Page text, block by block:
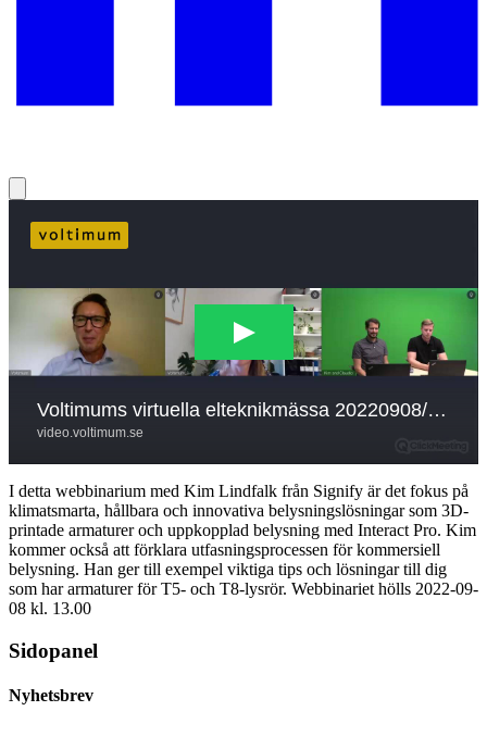
I detta webbinarium med Kim Lindfalk från Signify är det fokus på
klimatsmarta, hållbara och innovativa belysningslösningar som 3D-
printade armaturer och uppkopplad belysning med Interact Pro. Kim
kommer också att förklara utfasningsprocessen för kommersiell
belysning. Han ger till exempel viktiga tips och lösningar till dig
som har armaturer för T5- och T8-lysrör. Webbinariet hölls 2022-09-
08 kl. 13.00
Sidopanel
Nyhetsbrev